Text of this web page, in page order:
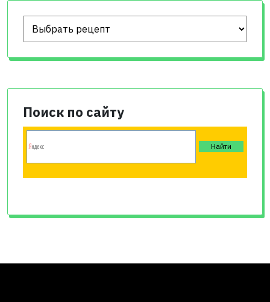
Поиск по сайту